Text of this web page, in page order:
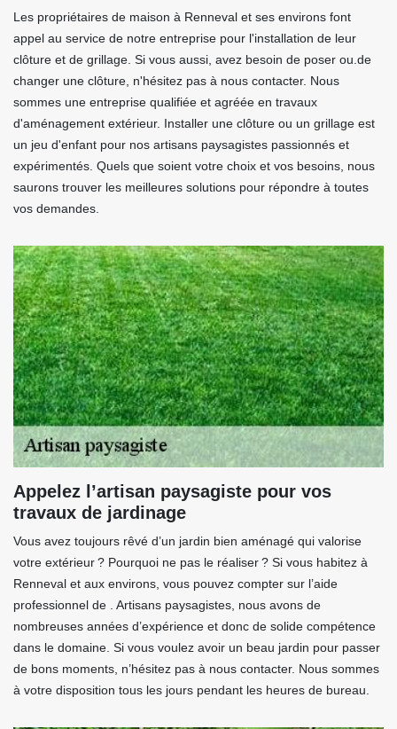
Les propriétaires de maison à Renneval et ses environs font
appel au service de notre entreprise pour l'installation de leur
clôture et de grillage. Si vous aussi, avez besoin de poser ou.de
changer une clôture, n'hésitez pas à nous contacter. Nous
sommes une entreprise qualifiée et agréée en travaux
d'aménagement extérieur. Installer une clôture ou un grillage est
un jeu d'enfant pour nos artisans paysagistes passionnés et
expérimentés. Quels que soient votre choix et vos besoins, nous
saurons trouver les meilleures solutions pour répondre à toutes
vos demandes.
Appelez l’artisan paysagiste pour vos
travaux de jardinage
Vous avez toujours rêvé d’un jardin bien aménagé qui valorise
votre extérieur ? Pourquoi ne pas le réaliser ? Si vous habitez à
Renneval et aux environs, vous pouvez compter sur l’aide
professionnel de . Artisans paysagistes, nous avons de
nombreuses années d’expérience et donc de solide compétence
dans le domaine. Si vous voulez avoir un beau jardin pour passer
de bons moments, n’hésitez pas à nous contacter. Nous sommes
à votre disposition tous les jours pendant les heures de bureau.